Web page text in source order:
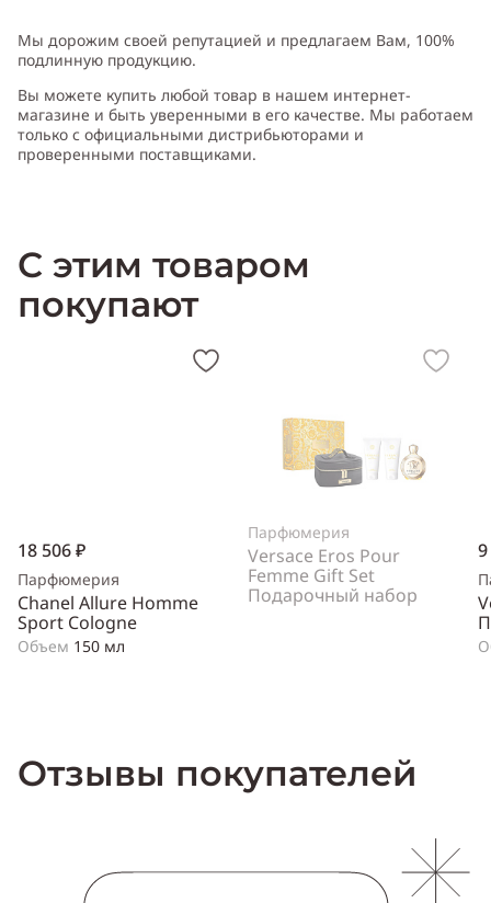
Cодержит ноты:апельсиновый цвет, жасмин, жимолость, иланг-
иланг, кориандр, пачули, сандаловое дерево, цитрусы
Мы дорожим своей репутацией и предлагаем Вам, 100%
подлинную продукцию.
Вы можете купить любой товар в нашем интернет-
магазине и быть уверенными в его качестве. Мы работаем
только с официальными дистрибьюторами и
проверенными поставщиками.
С этим товаром
покупают
18 506 ₽
Парфюмерия
Chanel Allure Homme
Sport Cologne
Объем 150 мл
Парфюмерия
Versace Eros Pour
Femme Gift Set
Подарочный набор
Отзывы покупателей